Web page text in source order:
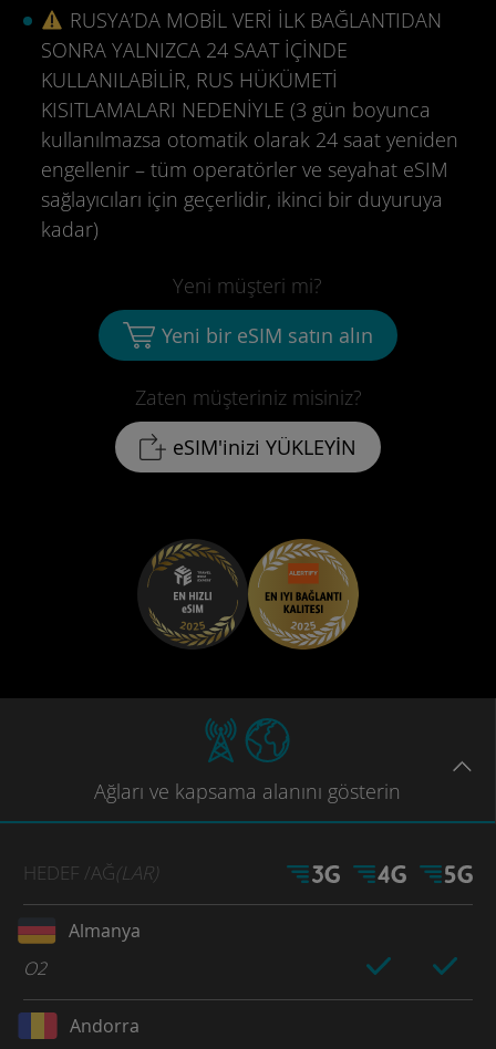
RUSYA’DA MOBİL VERİ İLK BAĞLANTIDAN
SONRA YALNIZCA 24 SAAT İÇİNDE
KULLANILABİLİR, RUS HÜKÜMETİ
KISITLAMALARI NEDENİYLE (3 gün boyunca
kullanılmazsa otomatik olarak 24 saat yeniden
engellenir – tüm operatörler ve seyahat eSIM
sağlayıcıları için geçerlidir, ikinci bir duyuruya
kadar)
Zaten müşteriniz misiniz?
eSIM'inizi YÜKLEYİN
Yeni müşteri mi?
Yeni bir eSIM satın alın
Ağları ve kapsama alanını gösterin
HEDEF /AĞ(LAR)
Almanya
O2
Andorra